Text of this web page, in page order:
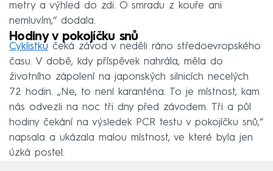
metry a výhled do zdi. O smradu z kouře ani
nemluvím,“ dodala.
Hodiny v pokojíčku snů
Cyklistku čeká závod v neděli ráno středoevropského
času. V době, kdy příspěvek nahrála, měla do
životního zápolení na japonských silnicích necelých
72 hodin. „Ne, to není karanténa. To je místnost, kam
nás odvezli na noc tři dny před závodem. Tři a půl
hodiny čekání na výsledek PCR testu v pokojíčku snů,“
napsala a ukázala malou místnost, ve které byla jen
úzká postel.